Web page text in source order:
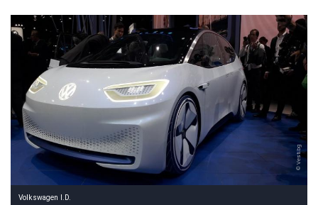
Vesti.bg
Volkswagen I.D.